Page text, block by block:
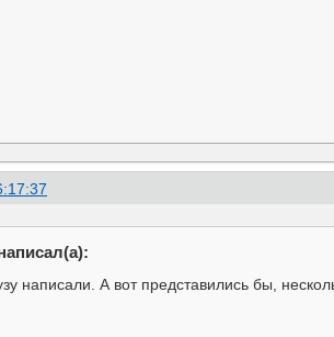
написали. А вот представились бы,